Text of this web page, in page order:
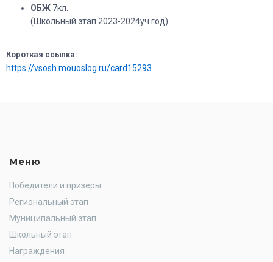
ОБЖ 7кл.
(Школьный этап 2023-2024уч.год)
Короткая ссылка:
https://vsosh.mouoslog.ru/card15293
Меню
Победители и призёры
Региональный этап
Муниципальный этап
Школьный этап
Награждения